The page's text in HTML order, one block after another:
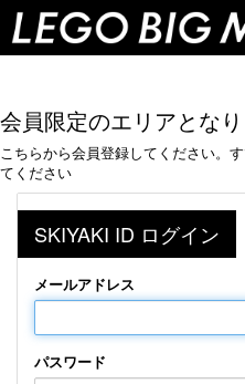
会員限定のエリアとなり
こちらから会員登録してください。
てください
SKIYAKI ID ログイン
メールアドレス
パスワード